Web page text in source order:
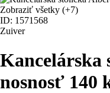
Zobraziť všetky (+7)
ID: 1571568
Zuiver
nosnosť 140